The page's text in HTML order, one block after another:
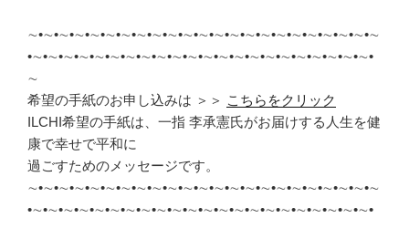
∼•∼•∼•∼•∼•∼•∼•∼•∼•∼•∼•∼•∼•∼•∼•∼•∼•∼•∼•∼•∼•∼•∼
•∼•∼•∼•∼•∼•∼•∼•∼•∼•∼•∼•∼•∼•∼•∼•∼•∼•∼•∼•∼•∼•∼•
∼
希望の手紙のお申し込みは ＞＞ こちらをクリック
ILCHI希望の手紙は、一指 李承憲氏がお届けする人生を健
康で幸せで平和に
過ごすためのメッセージです。
∼•∼•∼•∼•∼•∼•∼•∼•∼•∼•∼•∼•∼•∼•∼•∼•∼•∼•∼•∼•∼•∼•∼
•∼•∼•∼•∼•∼•∼•∼•∼•∼•∼•∼•∼•∼•∼•∼•∼•∼•∼•∼•∼•∼•∼•